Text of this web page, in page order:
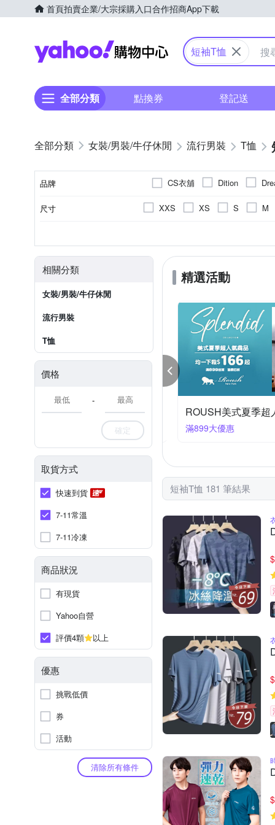
首頁拍賣企業/大宗採購入口合作招商App下載
Yahoo購物中心
短袖T恤
全部分類 點換券 登記送
女裝/男裝/牛仔休閒 流行男裝 T恤
品牌 CS衣舖 Dition
pierre cardin 皮爾卡登
尺寸 XXS XS S
M
相關分類
女裝/男裝/牛仔休閒
流行男裝
T恤
價格
-
確定
取貨方式
快速到貨
7-11常溫
7-11冷凍
商品狀況
有現貨
Yahoo自營
評價4顆
以上
優惠
挑戰低價
券
活動
清除所有條件
精選活動
涼夏樂購節 任選3件$599起
滿899大優惠
短袖T恤 181 筆結果
$
$
$